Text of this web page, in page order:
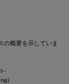
の概要を示していま